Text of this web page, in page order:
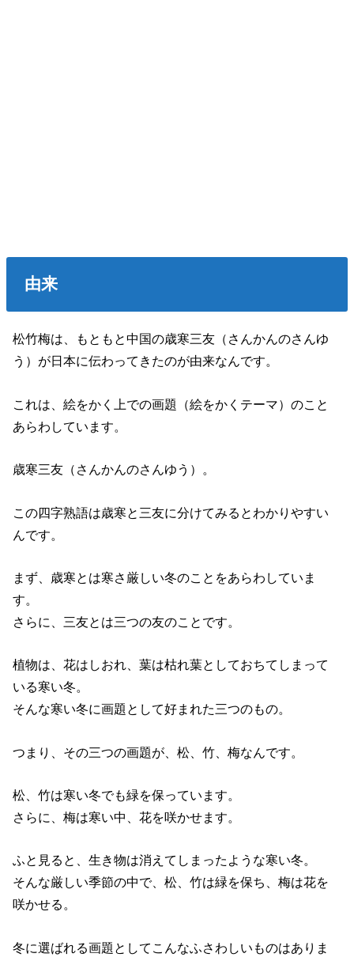
由来
松竹梅は、もともと中国の歳寒三友（さんかんのさんゆ
う）が日本に伝わってきたのが由来なんです。
これは、絵をかく上での画題（絵をかくテーマ）のこと
あらわしています。
歳寒三友（さんかんのさんゆう）。
この四字熟語は歳寒と三友に分けてみるとわかりやすい
んです。
まず、歳寒とは寒さ厳しい冬のことをあらわしていま
す。
さらに、三友とは三つの友のことです。
植物は、花はしおれ、葉は枯れ葉としておちてしまって
いる寒い冬。
そんな寒い冬に画題として好まれた三つのもの。
つまり、その三つの画題が、松、竹、梅なんです。
松、竹は寒い冬でも緑を保っています。
さらに、梅は寒い中、花を咲かせます。
ふと見ると、生き物は消えてしまったような寒い冬。
そんな厳しい季節の中で、松、竹は緑を保ち、梅は花を
咲かせる。
冬に選ばれる画題としてこんなふさわしいものはありま